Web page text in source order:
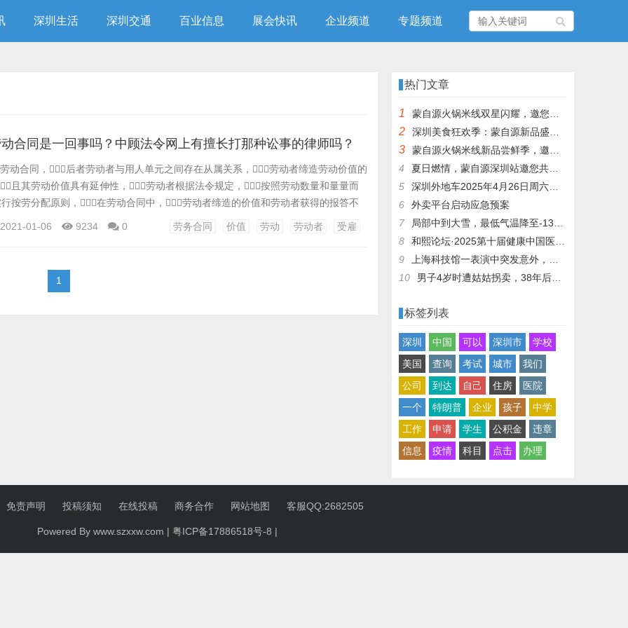
深圳生活 深圳交通 百业信息 展会快讯 企业频道 专题频道
合同是一回事吗？中顾法令网上有擅长打那种讼事的律师吗？
合同，后者劳动者与用人单元之间存在从属关系，劳动者缔造劳动价值的
且其劳动价值具有延伸性，劳动者根据法令规定，按照劳动数量和量量而
行按劳分配原则，在劳动合同中，劳动者缔造的价值和劳动者获得的报答不
一部门剩余价值被用人单元合法占有，是可将此中的一部门用来停止二次分配-给
2021-01-06 9234 0 劳务合同 价值 劳动 劳动者 受雇
1
热门文章
1 蒙自源火锅米线双星闪耀，邀您共享辣爽夏日盛宴！
2 深圳美食狂欢季：蒙自源新品盛宴邀您品尝
3
蒙自源火锅米线新品尝鲜季，邀您共享味蕾盛宴！
4
夏日燃情，蒙自源深圳站邀您共赴美食盛宴！
5
深圳外地车2025年4月26日周六限行吗
6
外卖平台启动应急预案
7
局部中到大雪，最低气温降至-13℃，济南今冬的第一场雪，或跟去年同一时间！
8
和熙论坛·2025第十届健康中国医药连锁发展论坛在泰州举办
9
上海科技馆一表演中突发意外，机器人从高处坠落摔毁
10
男子4岁时遭姑姑拐卖，38年后终回家认亲！聋哑父母苦寻多年，母亲已抱憾离世丨红星寻人
标签列表
深圳 中国 可以 深圳市
学校
美国
查询 考试 城市
我们
公司
到达 自己 住房
医院
一个
特朗普 企业 孩子
中学
工作
申请 学生 公积金
违章
信息
疫情 科目 点击 办理
免责声明 投稿须知 在线投稿 商务合作 网站地图 客服QQ:2682505
Powered By www.szxxw.com | 粤ICP备17886518号-8 |